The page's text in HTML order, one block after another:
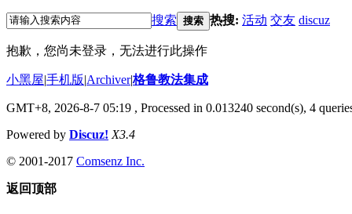
搜索 搜索 热搜: 活动 交友 discuz
抱歉，您尚未登录，无法进行此操作
小黑屋|手机版|Archiver|格鲁教法集成
GMT+8, 2026-8-7 05:19 , Processed in 0.013240 second(s), 4
Powered by Discuz! X3.4
© 2001-2017 Comsenz Inc.
返回顶部